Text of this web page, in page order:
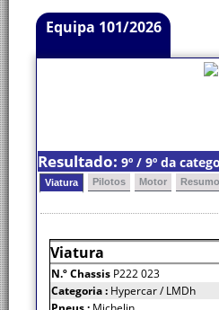
Equipa 101/2026
Resultado: 9º / 9º da
Viatura Pilotos Motor
Viatura
N.º Chassis P222 023
Categoria : Hypercar / LMDh